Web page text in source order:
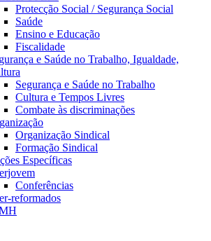
Protecção Social / Segurança Social
Saúde
Ensino e Educação
Fiscalidade
e Saúde no Trabalho, Igualdade,
Segurança e Saúde no Trabalho
Cultura e Tempos Livres
Combate às discriminações
Organização Sindical
Formação Sindical
Específicas
Conferências
reformados